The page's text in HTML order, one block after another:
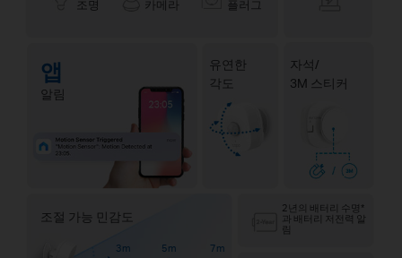
앱
알림
유연한
각도
자석/
3M 스티커
조명
카메라
플러그
조절 가능 민감도
3m 5m
7m
2년의 배터리 수명*
과 배터리 저전력 알
림